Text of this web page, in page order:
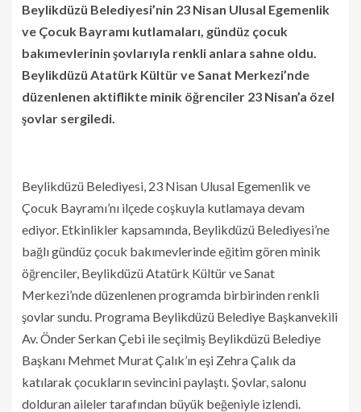
Beylikdüzü Belediyesi’nin 23 Nisan Ulusal Egemenlik
ve Çocuk Bayramı kutlamaları, gündüz çocuk
bakımevlerinin şovlarıyla renkli anlara sahne oldu.
Beylikdüzü Atatürk Kültür ve Sanat Merkezi’nde
düzenlenen aktiflikte minik öğrenciler 23 Nisan’a özel
şovlar sergiledi.
Beylikdüzü Belediyesi, 23 Nisan Ulusal Egemenlik ve
Çocuk Bayramı’nı ilçede coşkuyla kutlamaya devam
ediyor. Etkinlikler kapsamında, Beylikdüzü Belediyesi’ne
bağlı gündüz çocuk bakımevlerinde eğitim gören minik
öğrenciler, Beylikdüzü Atatürk Kültür ve Sanat
Merkezi’nde düzenlenen programda birbirinden renkli
şovlar sundu. Programa Beylikdüzü Belediye Başkanvekili
Av. Önder Serkan Çebi ile seçilmiş Beylikdüzü Belediye
Başkanı Mehmet Murat Çalık’ın eşi Zehra Çalık da
katılarak çocukların sevincini paylaştı. Şovlar, salonu
dolduran aileler tarafından büyük beğeniyle izlendi.